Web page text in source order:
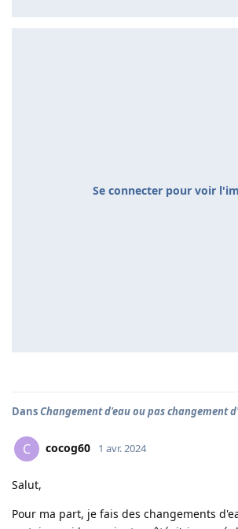
Se connecter pour voir
DansChangement d'eau ou pas changement
C cocog60 1 avr. 2024
Salut,
Pour ma part, je fais des changements